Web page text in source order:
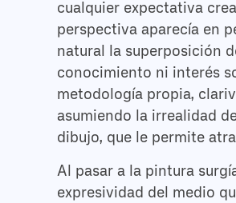
cualquier expectativa
perspectiva aparecía en
natural la superposición
conocimiento ni interés
metodología propia,
asumiendo la irrealidad
dibujo, que le permite
Al pasar a la pintura
expresividad del medio